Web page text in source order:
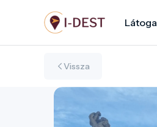
tartalomra
Vissza